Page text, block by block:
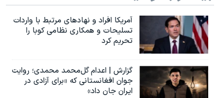
آمریکا افراد و نهادهای مرتبط با واردات
تسلیحات و همکاری نظامی کوبا را
تحریم کرد
گزارش | اعدام گل‌محمد محمدی؛ روایت
جوان افغانستانی که «برای آزادی در
ایران جان داد»